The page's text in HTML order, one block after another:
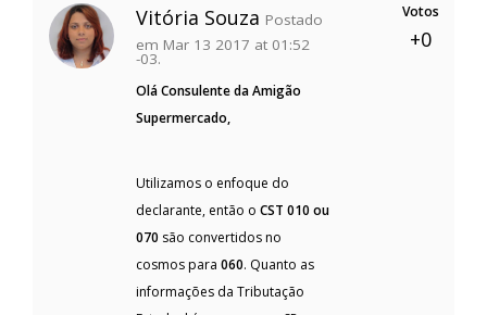
Vitória Souza Postado
em Mar 13 2017 at 01:52
-03.
Olá Consulente da Amigão
Supermercado,
Utilizamos o enfoque do
declarante, então o CST 010 ou
070 são convertidos no
cosmos para 060. Quanto as
informações da Tributação
Votos
+0